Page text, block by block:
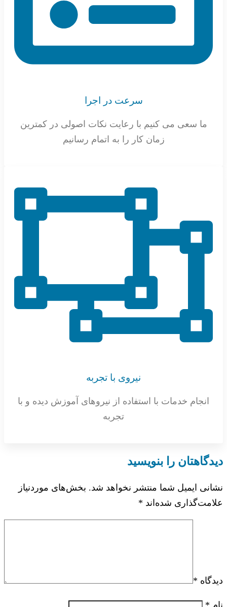
سرعت در اجرا
ما سعی می کنیم با رعایت نکات اصولی در کمترین
زمان کار را به اتمام رسانیم
نیروی با تجربه
انجام خدمات با استفاده از نیروهای آموزش دیده و با
تجربه
دیدگاهتان را بنویسید
نشانی ایمیل شما منتشر نخواهد شد. بخش‌های موردنیاز
علامت‌گذاری شده‌اند *
دیدگاه *
نام *